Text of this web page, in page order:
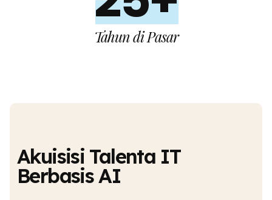
Tahun di Pasar
Akuisisi Talenta IT
Berbasis AI